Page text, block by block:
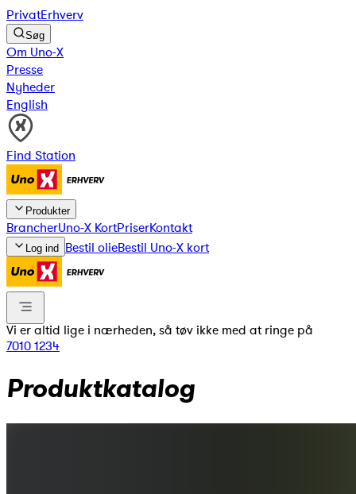
PrivatErhverv
Søg
Om Uno-X
Presse
Nyheder
English
Find Station
Produkter
BrancherUno-X KortPriserKontakt
Log ind Bestil olieBestil Uno-X kort
Vi er altid lige i nærheden, så tøv ikke med at ringe på
7010 1234
Produktkatalog